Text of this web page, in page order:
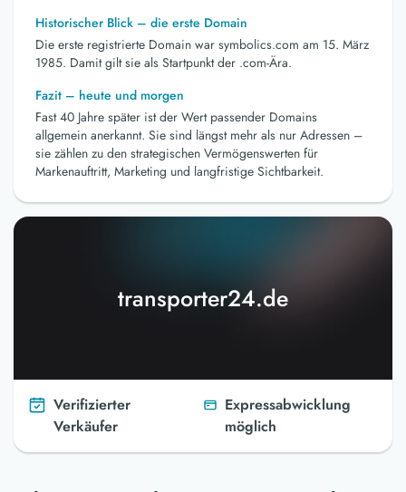
transporter24.de
Verifizierter
Verkäufer
Expressabwicklung
möglich
Historischer Blick – die erste Domain
Die erste registrierte Domain war symbolics.com am 15. März
1985. Damit gilt sie als Startpunkt der .com-Ära.
Fazit – heute und morgen
Fast 40 Jahre später ist der Wert passender Domains
allgemein anerkannt. Sie sind längst mehr als nur Adressen –
sie zählen zu den strategischen Vermögenswerten für
Markenauftritt, Marketing und langfristige Sichtbarkeit.